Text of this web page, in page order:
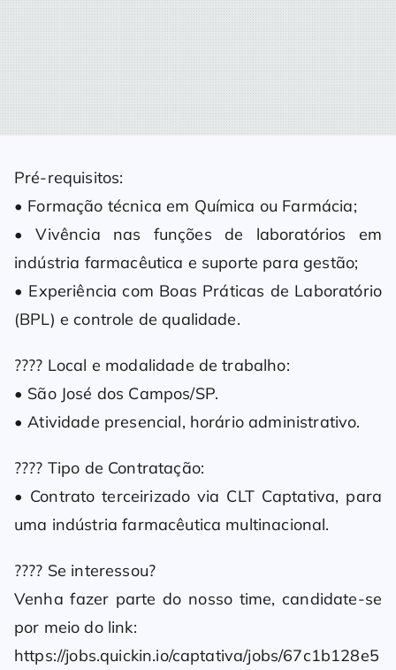
Pré-requisitos:
• Formação técnica em Química ou Farmácia;
• Vivência nas funções de laboratórios em
indústria farmacêutica e suporte para gestão;
• Experiência com Boas Práticas de Laboratório
(BPL) e controle de qualidade.
???? Local e modalidade de trabalho:
• São José dos Campos/SP.
• Atividade presencial, horário administrativo.
???? Tipo de Contratação:
• Contrato terceirizado via CLT Captativa, para
uma indústria farmacêutica multinacional.
???? Se interessou?
Venha fazer parte do nosso time, candidate-se
por meio do link:
https://jobs.quickin.io/captativa/jobs/67c1b128e5